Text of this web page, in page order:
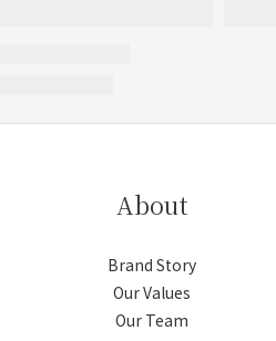
About
Brand Story
Our Values
Our Team